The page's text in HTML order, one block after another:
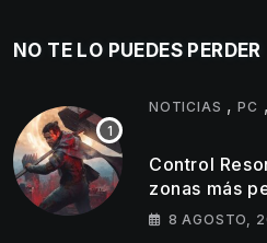
NO TE LO PUEDES PERDER
NOTICIAS ,PC
Control
zonas más
nuevos
8 AGOSTO,